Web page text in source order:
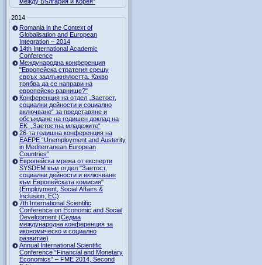
2014
Romania in the Context of
Globalisation and European
Integration – 2014
14th International Academic
Conference
Международна конференция
"Европейска стратегия срещу
свръх задлъжнялостта. Какво
трябва да се направи на
европейско равнище?"
Конференция на отдел „Заетост,
социални дейности и социално
включване“ за представяне и
обсъждане на годишен доклад на
ЕК: „Заетостна младежите“
26-та годишна конференция на
EAEPE “Unemployment and Austerity
in Mediterranean European
Countries”
Eвропейска мрежа от експерти
SYSDEM към отдел "Заетост,
социални дейности и включване
към Европейската комисия"
(Employment, Social Affairs &
Inclusion, ЕС)
7th International Scientific
Conference on Economic and Social
Development (Седма
международна конференция за
икономическо и социално
развитие)
Annual International Scientific
Conference “Financial and Monetary
Economics” – FME 2014, Second